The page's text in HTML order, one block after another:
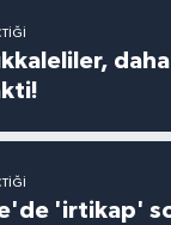
'irtikap'